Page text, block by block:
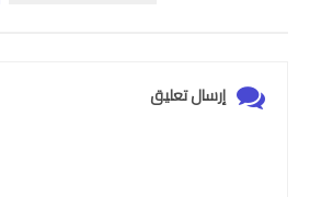
إرسال تعليق